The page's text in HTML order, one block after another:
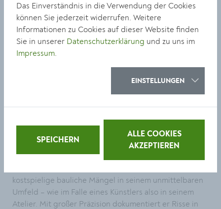
versuchte, ihn zur Seite zu ziehen – nur um zu seinem
Entsetzen festzustellen, dass er gemalt war. Zeuxis
wiederum schuf ein Traubenstillleben von solcher
Wirklichkeitsnähe, dass Vögel herbeiflogen, um die
Früchte zu picken. Nachdem diese Kunstform im
niederländischen Goldenen Zeitalter des 17.
Jahrhunderts ihren Höhepunkt erreicht hatte, verlor sie
Mit seiner zwischen 2020 und 2025 entstandenen
Zeichnungsserie „Weak Points“, ausgeführt in Farbstift
auf Papier, greift Michail Michailov diese Tradition auf
– allerdings mit einer ganz anderen Intention. Er lenkt
kostspielige bauliche Mängel in seinem unmittelbaren
Umfeld – wie im Falle eines Künstlers also in seinem
Atelier. Mit großer Präzision dokumentiert er Risse in
Das Einverständnis in die Verwendung der Cookies
können Sie jederzeit widerrufen. Weitere
Informationen zu Cookies auf dieser Website finden
Sie in unserer Datenschutzerklärung und zu uns im
Impressum.
EINSTELLUNGEN
SPEICHERN
ALLE COOKIES
AKZEPTIEREN